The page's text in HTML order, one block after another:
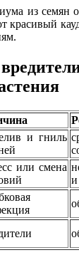
из семян
красивый
и гниль
или смена
и